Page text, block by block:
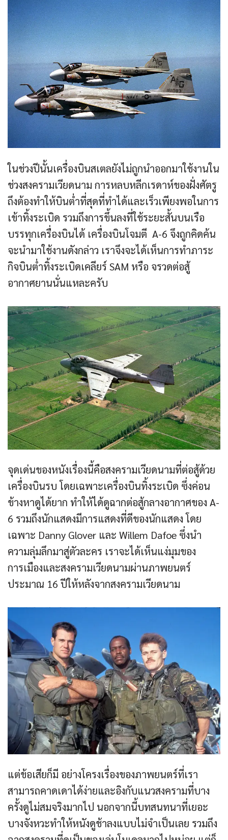
ในช่วงปีนั้นเครื่องบินสเตลยังไม่ถูกนำออกมาใช้งานใน
ช่วงสงครามเวียดนาม การหลบหลีกเรดาห์ของฝั่งศัตรู
ถึงต้องทำให้บินต่ำที่สุดที่ทำได้และเร็วเพียงพอในการ
เข้าทิ้งระเบิด รวมถึงการขึ้นลงที่ใช้ระยะสั้นบนเรือ
บรรทุกเครื่องบินได้ เครื่องบินโจมตี A-6 จึงถูกคิดค้น
จะนำมาใช้งานดังกล่าว เราจึงจะได้เห็นการทำภาระ
กิจบินต่ำทิ้งระเบิดเคลียร์ SAM หรือ จรวดต่อสู้
อากาศยานนั่นแหละครับ
จุดเด่นของหนังเรื่องนี้คือสงครามเวียดนามที่ต่อสู้ด้วย
เครื่องบินรบ โดยเฉพาะเครื่องบินทิ้งระเบิด ซึ่งค่อน
ข้างหาดูได้ยาก ทำให้ได้ดูฉากต่อสู้กลางอากาศของ A-
6 รวมถึงนักแสดงมีการแสดงที่ดีของนักแสดง โดย
เฉพาะ Danny Glover และ Willem Dafoe ซึ่งนำ
ความลุ่มลึกมาสู่ตัวละคร เราจะได้เห็นแง่มุมของ
การเมืองและสงครามเวียดนามผ่านภาพยนตร์
ประมาณ 16 ปีให้หลังจากสงครามเวียดนาม
แต่ข้อเสียก็มี อย่างโครงเรื่องของภาพยนตร์ที่เรา
สามารถคาดเดาได้ง่ายและอิงกับแนวสงครามที่บาง
ครั้งดูไม่สมจริงมากไป นอกจากนี้บทสนทนาที่เยอะ
บางจังหวะทำให้หนังดูช้าลงแบบไม่จำเป็นเลย รวมถึง